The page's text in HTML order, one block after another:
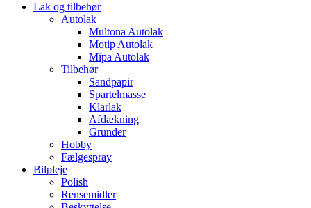
Lak og tilbehør
Autolak
Multona Autolak
Motip Autolak
Mipa Autolak
Tilbehør
Sandpapir
Spartelmasse
Klarlak
Afdækning
Grunder
Hobby
Fælgespray
Bilpleje
Polish
Rensemidler